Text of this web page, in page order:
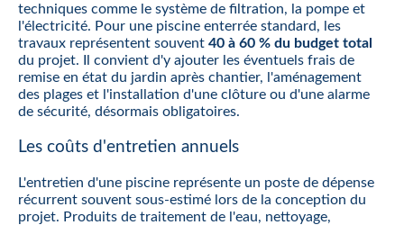
techniques comme le système de filtration, la pompe et
l'électricité. Pour une piscine enterrée standard, les
travaux représentent souvent 40 à 60 % du budget total
du projet. Il convient d'y ajouter les éventuels frais de
remise en état du jardin après chantier, l'aménagement
des plages et l'installation d'une clôture ou d'une alarme
de sécurité, désormais obligatoires.
Les coûts d'entretien annuels
L'entretien d'une piscine représente un poste de dépense
récurrent souvent sous-estimé lors de la conception du
projet. Produits de traitement de l'eau, nettoyage,